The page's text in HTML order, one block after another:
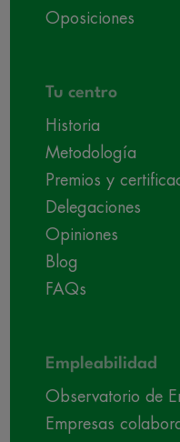
Oposiciones
Tu centro
Historia
Metodología
Premios y
Delegaciones
Opiniones
Blog
FAQs
Empleabilidad
Observatorio de
Empresas